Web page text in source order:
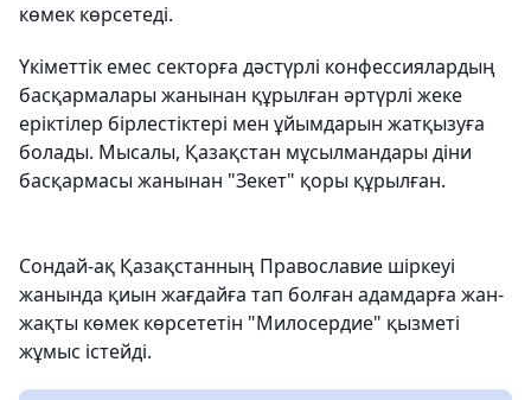
көмек көрсетеді.
Үкіметтік емес секторға дәстүрлі конфессиялардың
басқармалары жанынан құрылған әртүрлі жеке
еріктілер бірлестіктері мен ұйымдарын жатқызуға
болады. Мысалы, Қазақстан мұсылмандары діни
басқармасы жанынан "Зекет" қоры құрылған.
Сондай-ақ Қазақстанның Православие шіркеуі
жанында қиын жағдайға тап болған адамдарға жан-
жақты көмек көрсететін "Милосердие" қызметі
жұмыс істейді.